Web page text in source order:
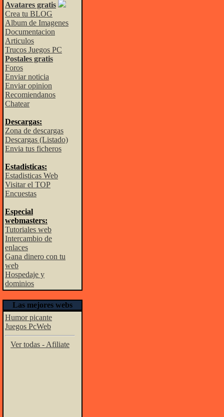
Avatares gratis
Crea tu BLOG
Album de Imagenes
Documentacion
Articulos
Trucos Juegos PC
Postales gratis
Foros
Enviar noticia
Enviar opinion
Recomiendanos
Chatear
Descargas:
Zona de descargas
Descargas (Listado)
Envia tus ficheros
Estadisticas:
Estadisticas Web
Visitar el TOP
Encuestas
Especial
webmasters:
Tutoriales web
Intercambio de
enlaces
Gana dinero con tu
web
Hospedaje y
dominios
Las mejores webs
Humor picante
Juegos PcWeb
Ver todas - Afiliate